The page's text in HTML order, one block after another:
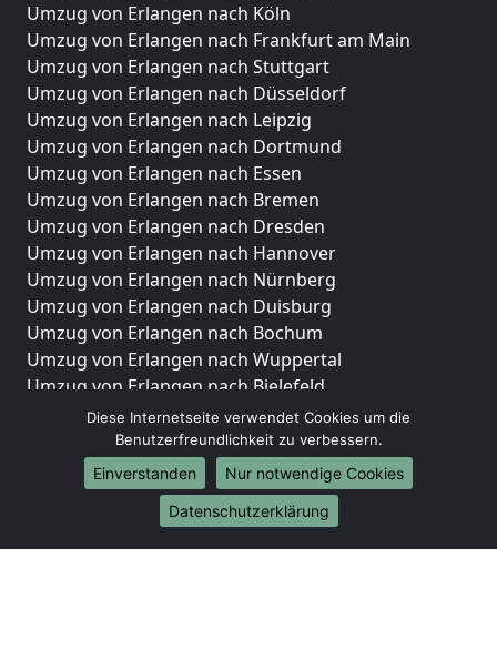
Umzug von Erlangen nach Köln
Umzug von Erlangen nach Frankfurt am Main
Umzug von Erlangen nach Stuttgart
Umzug von Erlangen nach Düsseldorf
Umzug von Erlangen nach Leipzig
Umzug von Erlangen nach Dortmund
Umzug von Erlangen nach Essen
Umzug von Erlangen nach Bremen
Umzug von Erlangen nach Dresden
Umzug von Erlangen nach Hannover
Umzug von Erlangen nach Nürnberg
Umzug von Erlangen nach Duisburg
Umzug von Erlangen nach Bochum
Umzug von Erlangen nach Wuppertal
Umzug von Erlangen nach Bielefeld
Umzug von Erlangen nach Bonn
Umzug von Erlangen nach Münster
Internationale-Umzüge
Umzug von Erlangen nach Brasilien
Umzug von Erlangen nach Brunei Darussalam
Diese Internetseite verwendet Cookies um die
Benutzerfreundlichkeit zu verbessern.
Einverstanden
Nur notwendige Cookies
Datenschutzerklärung